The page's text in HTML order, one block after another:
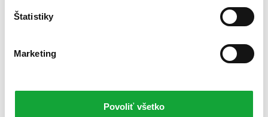
Štatistiky
Marketing
Povoliť všetko